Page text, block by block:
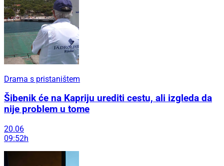
Drama s pristaništem
Šibenik će na Kapriju urediti cestu, ali izgleda da
nije problem u tome
20.06
09:52h